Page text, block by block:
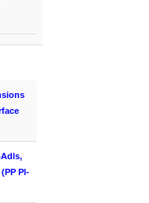
,
(PP PI-